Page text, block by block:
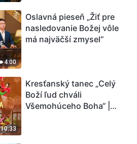
4:00
Oslavná pieseň „Žiť pre
nasledovanie Božej vôle
má najväčší zmysel“
10:33
Kresťanský tanec „Celý
Boží ľud chváli
Všemohúceho Boha“ |